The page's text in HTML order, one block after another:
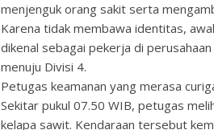
menjenguk orang sakit serta
Karena tidak membawa identitas,
dikenal sebagai pekerja di
menuju Divisi 4.
Petugas keamanan yang merasa
Sekitar pukul 07.50 WIB, petugas
kelapa sawit. Kendaraan tersebut